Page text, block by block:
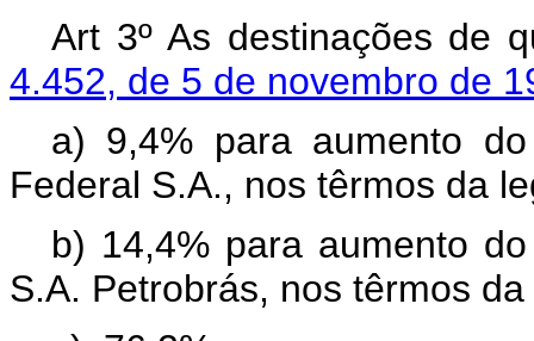
Art 3º As destinações de
4.452, de 5 de novembro de
a) 9,4% para aumento
Federal S.A., nos têrmos da
b) 14,4% para aumento
S.A. Petrobrás, nos têrmos